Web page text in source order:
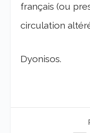
français (ou
circulation
Dyonisos.